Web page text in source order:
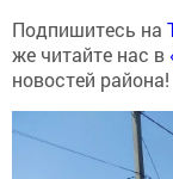
Подпишитесь на
же читайте нас в
новостей района!